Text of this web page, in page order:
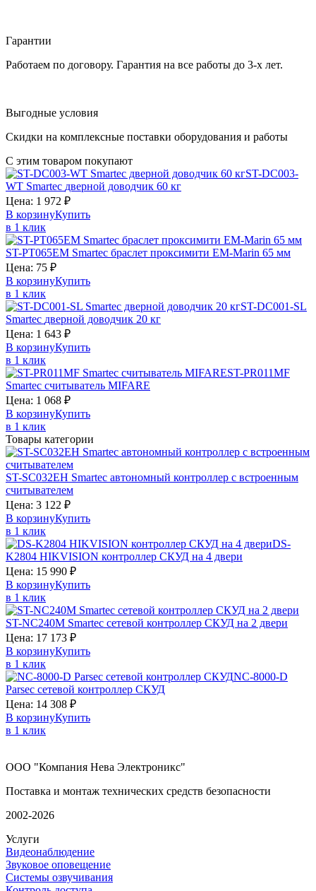
Гарантии
Работаем по договору. Гарантия на все работы до 3-х лет.
Выгодные условия
Скидки на комплексные поставки оборудования и работы
С этим товаром покупают
ST-DC003-
WT Smartec дверной доводчик 60 кг
Цена: 1 972 ₽
В корзинуКупить
в 1 клик
ST-PT065EM Smartec браслет проксимити EM-Marin 65 мм
Цена: 75 ₽
В корзинуКупить
в 1 клик
ST-DC001-SL
Smartec дверной доводчик 20 кг
Цена: 1 643 ₽
В корзинуКупить
в 1 клик
ST-PR011MF
Smartec считыватель MIFARE
Цена: 1 068 ₽
В корзинуКупить
в 1 клик
Товары категории
ST-SC032EH Smartec автономный контроллер с встроенным
считывателем
Цена: 3 122 ₽
В корзинуКупить
в 1 клик
DS-
K2804 HIKVISION контроллер СКУД на 4 двери
Цена: 15 990 ₽
В корзинуКупить
в 1 клик
ST-NC240M Smartec сетевой контроллер СКУД на 2 двери
Цена: 17 173 ₽
В корзинуКупить
в 1 клик
NC-8000-D
Parsec сетевой контроллер СКУД
Цена: 14 308 ₽
В корзинуКупить
в 1 клик
ООО "Компания Нева Электроникс"
Поставка и монтаж технических средств безопасности
2002-2026
Услуги
Видеонаблюдение
Звуковое оповещение
Системы озвучивания